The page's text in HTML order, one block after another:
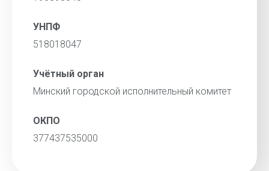
УНПФ
518018047
Учётный орган
Минский городской исполнительный комитет
ОКПО
377437535000